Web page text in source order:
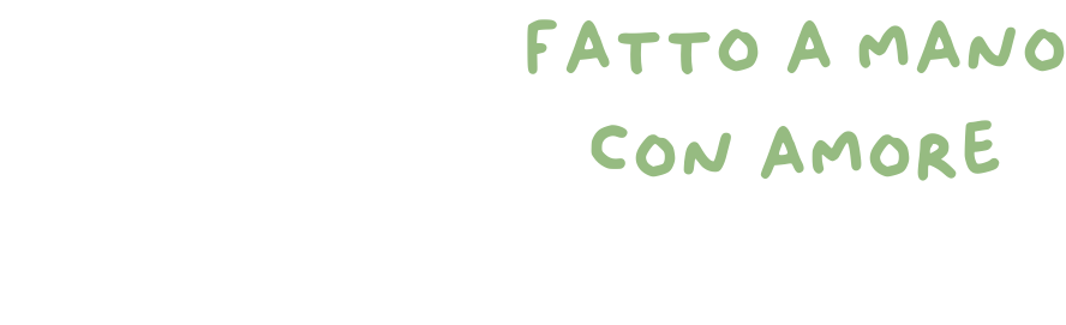
fatto a mano
con amore